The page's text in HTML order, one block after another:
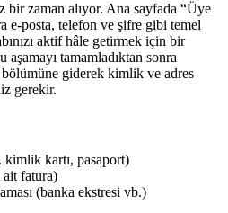
bir zaman alıyor. Ana sayfada “Üye
e‑posta, telefon ve şifre gibi temel
aktif hâle getirmek için bir
tamamladıktan sonra
giderek kimlik ve adres
gerekir.
kartı, pasaport)
ait fatura)
(banka ekstresi vb.)